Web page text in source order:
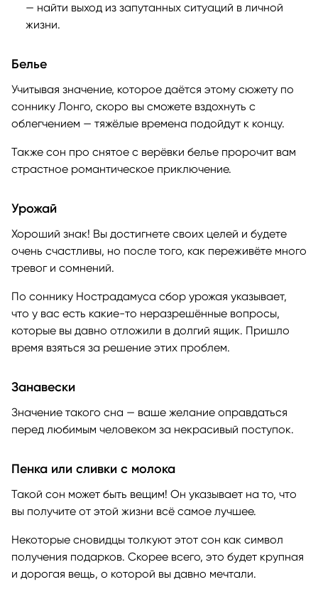
— найти выход из запутанных ситуаций в личной
жизни.
Белье
Учитывая значение, которое даётся этому сюжету по
соннику Лонго, скоро вы сможете вздохнуть с
облегчением — тяжёлые времена подойдут к концу.
Также сон про снятое с верёвки белье пророчит вам
страстное романтическое приключение.
Урожай
Хороший знак! Вы достигнете своих целей и будете
очень счастливы, но после того, как переживёте много
тревог и сомнений.
По соннику Нострадамуса сбор урожая указывает,
что у вас есть какие-то неразрешённые вопросы,
которые вы давно отложили в долгий ящик. Пришло
время взяться за решение этих проблем.
Занавески
Значение такого сна — ваше желание оправдаться
перед любимым человеком за некрасивый поступок.
Пенка или сливки с молока
Такой сон может быть вещим! Он указывает на то, что
вы получите от этой жизни всё самое лучшее.
Некоторые сновидцы толкуют этот сон как символ
получения подарков. Скорее всего, это будет крупная
и дорогая вещь, о которой вы давно мечтали.